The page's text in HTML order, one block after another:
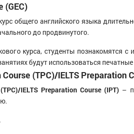
(GEC)
общего английского языка
до продвинутого.
курса, студенты познакомятся
будут использоваться
(TPC)/IELTS Preparation
IELTS Preparation Course (IPT) –